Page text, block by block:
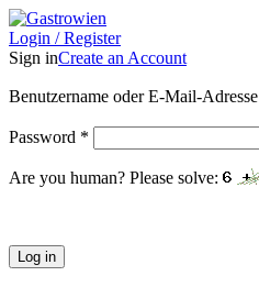
Login / Register
Sign inCreate an Account
Benutzername oder E-Mail-Adresse
Password *
Are you human? Please solve:
Log in